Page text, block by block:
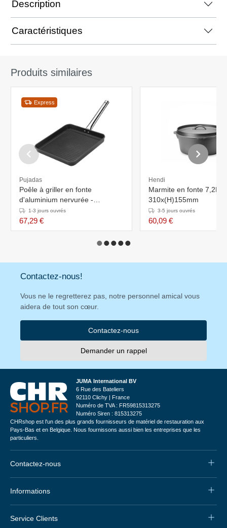
Description
Caractéristiques
Produits similaires
Express
Pujadas
Poêle à griller en fonte
d'aluminium nervurée -
Revêtement antiadhésif -
280x280x (H) 40mm
1-3 jours ouvrés
67,29 €
Hendi
Marmite en fonte 7,2L -
310x(H)155mm
3-5 jours ouvrés
60,09 €
Contactez-nous!
Vous ne le regretterez pas, notre personnel amical vous
aidera de tout son cœur.
Contactez-nous
Demander un rappel
JUMA International BV
6 Rue des Bateliers
92110 Clichy | France
Numéro de TVA : FR59815313275
Numéro Siren : 815313275
CHRshop est l'un des plus grands fournisseurs de matériel de restauration aux
Pays-Bas et en Belgique. Nous fournissons aussi bien les entreprises que les
particuliers.
Contactez-nous
Informations
Service Clients